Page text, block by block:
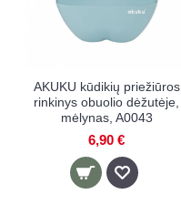
AKUKU kūdikių priežiūros
rinkinys obuolio dėžutėje,
mėlynas, A0043
6,90 €